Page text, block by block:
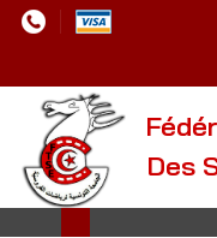
Des